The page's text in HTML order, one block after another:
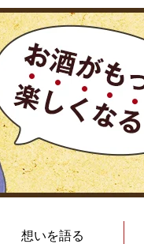
想いを語る